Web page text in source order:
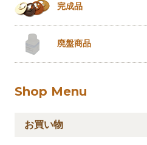
完成品
廃盤商品
Shop Menu
お買い物